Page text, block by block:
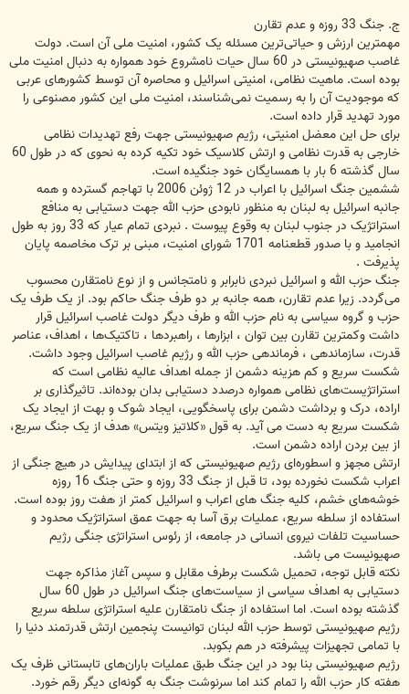
ج. جنگ 33 روزه و عدم تقارن
مهمترین ارزش و حیاتی‌ترین مسئله یک کشور، امنیت ملی آن است. دولت
غاصب صهیونیستی در 60 سال حیات نامشروع خود همواره به دنبال امنیت ملی
بوده است. ماهیت نظامی، امنیتی اسرائیل و محاصره آن توسط کشورهای عربی
که موجودیت آن را به رسمیت نمی‌شناسند، امنیت ملی این کشور مصنوعی را
مورد تهدید قرار داده است.
برای حل این معضل امنیتی، رژیم صهیونیستی جهت رفع تهدیدات نظامی
خارجی به قدرت نظامی و ارتش کلاسیک خود تکیه کرده به نحوی که در طول 60
سال گذشته 6 بار با همسایگان خود جنگیده است.
ششمین جنگ اسرائیل با اعراب در 12 ژوئن 2006 با تهاجم گسترده و همه
جانبه اسرائیل به لبنان به منظور نابودی حزب الله جهت دستیابی به منافع
استراتژیک در جنوب لبنان به وقوع پیوست . نبردی تمام عیار که 33 روز به طول
انجامید و با صدور قطعنامه 1701 شورای امنیت، مبنی بر ترک مخاصمه پایان
پذیرفت .
جنگ حزب الله و اسرائیل نبردی نابرابر و نامتجانس و از نوع نامتقارن محسوب
می‌گردد. زیرا عدم تقارن، همه جانبه بر دو طرف جنگ حاکم بود. از یک طرف یک
حزب و گروه سیاسی به نام حزب الله و طرف دیگر دولت غاصب اسرائیل قرار
داشت وکمترین تقارن بین توان ، ابزارها ، راهبردها ، تاکتیک‌ها ، اهداف، عناصر
قدرت، سازماندهی ، فرماندهی حزب الله و رژیم غاصب اسرائیل وجود داشت.
شکست سریع و کم هزینه دشمن از جمله اهداف عالیه نظامی است که
استراتژیست‌های نظامی همواره درصدد دستیابی بدان بوده‌اند. تاثیرگذاری بر
اراده، درک و برداشت دشمن برای پاسخگویی، ایجاد شوک و بهت از ایجاد یک
شکست سریع به دست می آید. به قول «کلاتیز ویتس» هدف از یک جنگ سریع،
از بین بردن اراده دشمن است.
ارتش مجهز و اسطوره‌ای رژیم صهیونیستی که از ابتدای پیدایش در هیچ جنگی از
اعراب شکست نخورده بود، تا قبل از جنگ 33 روزه و حتی جنگ 16 روزه
خوشه‌های خشم، کلیه جنگ های اعراب و اسرائیل کمتر از هفت روز بوده است.
استفاده از سلطه سریع، عملیات برق آسا به جهت عمق استراتژیک محدود و
حساسیت تلفات نیروی انسانی در جامعه، از رئوس استراتژی جنگی رژیم
صهیونیست می باشد.
نکته قابل توجه، تحمیل شکست برطرف مقابل و سپس آغاز مذاکره جهت
دستیابی به اهداف سیاسی از سیاست‌های جنگ اسرائیل در طول 60 سال
گذشته بوده است. اما استفاده از جنگ نامتقارن علیه استراتژی سلطه سریع
رژیم صهیونیستی توسط حزب الله لبنان توانیست پنجمین ارتش قدرتمند دنیا را
با تمامی تجهیزات پیشرفته در هم بکوبد.
رژیم صهیونیستی بنا بود در این جنگ طبق عملیات باران‌های تابستانی ظرف یک
هفته کار حزب الله را تمام کند اما سرنوشت جنگ به گونه‌ای دیگر رقم خورد.